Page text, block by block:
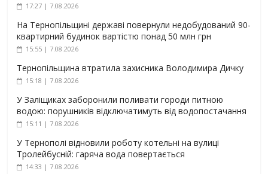
17:27 | 7.08.2026
На Тернопільщині державі повернули недобудований 90-
квартирний будинок вартістю понад 50 млн грн
15:55 | 7.08.2026
Тернопільщина втратила захисника Володимира Дичку
15:18 | 7.08.2026
У Заліщиках заборонили поливати городи питною
водою: порушників відключатимуть від водопостачання
15:11 | 7.08.2026
У Тернополі відновили роботу котельні на вулиці
Тролейбусній: гаряча вода повертається
14:33 | 7.08.2026